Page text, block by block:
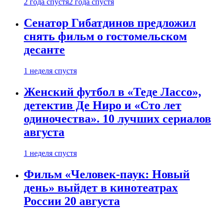
2 года спустя2 года спустя
Сенатор Гибатдинов предложил
снять фильм о гостомельском
десанте
1 неделя спустя
Женский футбол в «Теде Лассо»,
детектив Де Ниро и «Сто лет
одиночества». 10 лучших сериалов
августа
1 неделя спустя
Фильм «Человек-паук: Новый
день» выйдет в кинотеатрах
России 20 августа